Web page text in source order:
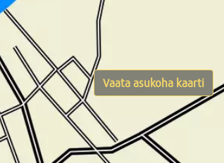
Vaata asukoha kaarti